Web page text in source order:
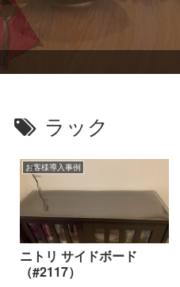
netjigyoubu@seneso.jp
受付時間：
18:30
ラック
お客様導入事例
ニトリ サイドボード
（#2117）